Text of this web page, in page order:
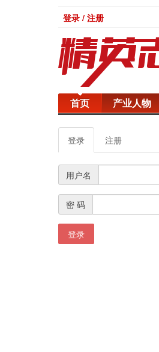
登录 / 注册
首页 产业人物
登录 注册
用户名
密 码
登录